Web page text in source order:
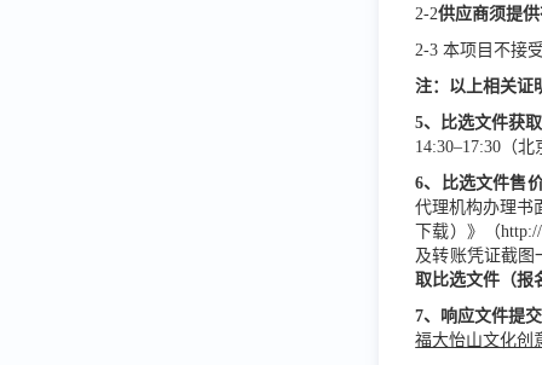
2-2供应商须提
2-3 本项目不接
注：以上相关证
5、 比选文件获
14:30–17:30（
6、 比选文件售
代理机构办理书
下载）》（
及转账凭证截图
取 比选文件（报
7、响应文件提
福大怡山文化创